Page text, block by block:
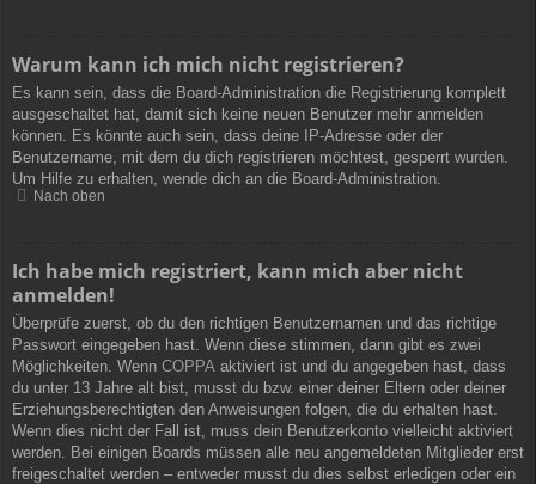
Warum kann ich mich nicht registrieren?
Es kann sein, dass die Board-Administration die Registrierung komplett
ausgeschaltet hat, damit sich keine neuen Benutzer mehr anmelden
können. Es könnte auch sein, dass deine IP-Adresse oder der
Benutzername, mit dem du dich registrieren möchtest, gesperrt wurden.
Um Hilfe zu erhalten, wende dich an die Board-Administration.
Nach oben
Ich habe mich registriert, kann mich aber nicht
anmelden!
Überprüfe zuerst, ob du den richtigen Benutzernamen und das richtige
Passwort eingegeben hast. Wenn diese stimmen, dann gibt es zwei
Möglichkeiten. Wenn COPPA aktiviert ist und du angegeben hast, dass
du unter 13 Jahre alt bist, musst du bzw. einer deiner Eltern oder deiner
Erziehungsberechtigten den Anweisungen folgen, die du erhalten hast.
Wenn dies nicht der Fall ist, muss dein Benutzerkonto vielleicht aktiviert
werden. Bei einigen Boards müssen alle neu angemeldeten Mitglieder erst
freigeschaltet werden – entweder musst du dies selbst erledigen oder ein